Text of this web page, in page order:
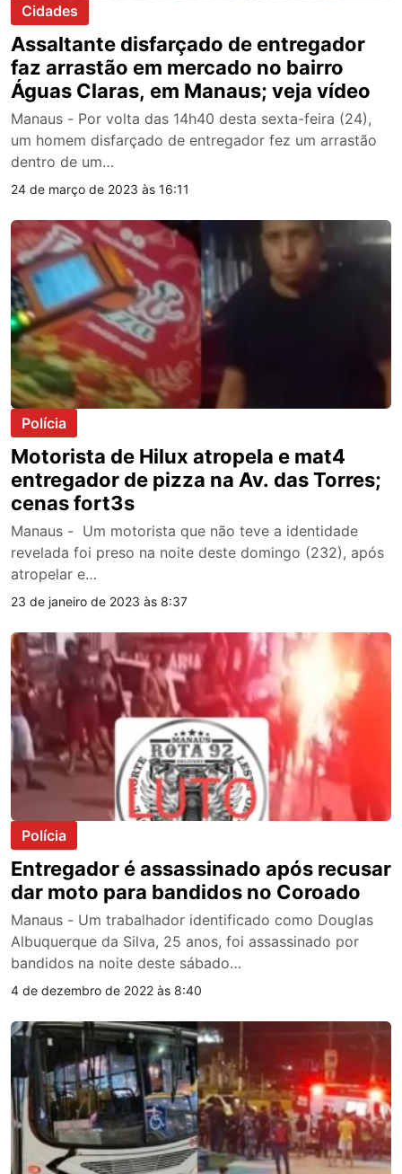
Cidades
Assaltante disfarçado de entregador
faz arrastão em mercado no bairro
Águas Claras, em Manaus; veja vídeo
Manaus - Por volta das 14h40 desta sexta-feira (24),
um homem disfarçado de entregador fez um arrastão
dentro de um…
24 de março de 2023 às 16:11
Polícia
Motorista de Hilux atropela e mat4
entregador de pizza na Av. das Torres;
cenas fort3s
Manaus - Um motorista que não teve a identidade
revelada foi preso na noite deste domingo (232), após
atropelar e…
23 de janeiro de 2023 às 8:37
Polícia
Entregador é assassinado após recusar
dar moto para bandidos no Coroado
Manaus - Um trabalhador identificado como Douglas
Albuquerque da Silva, 25 anos, foi assassinado por
bandidos na noite deste sábado…
4 de dezembro de 2022 às 8:40